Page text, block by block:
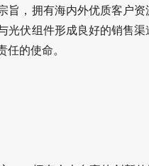
旨，拥有海内外优质客户
伏组件形成良好的销售
的使命。